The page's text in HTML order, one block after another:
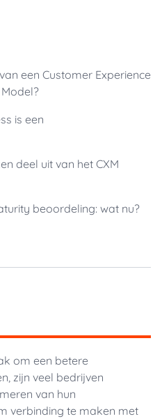
een Customer Experience
is een
deel uit van het CXM
beoordeling: wat nu?
om een betere
zijn veel bedrijven
van hun
verbinding te maken met